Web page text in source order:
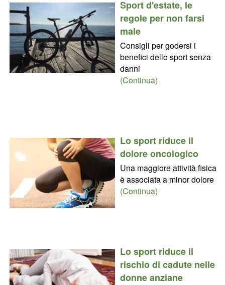
Sport d'estate, le
regole per non farsi
male
Consigli per godersi i
benefici dello sport senza
danni
(Continua)
Lo sport riduce il
dolore oncologico
Una maggiore attività fisica
è associata a minor dolore
(Continua)
Lo sport riduce il
rischio di cadute nelle
donne anziane